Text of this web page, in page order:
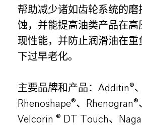
帮助减少诸如齿轮系统的磨
蚀，并能提高油类产品在高
现性能，并防止润滑油在重
下过早老化。
主要品牌和产品：Additin®、
Rhenoshape®、Rhenogran®
Velcorin ® DT Touch、